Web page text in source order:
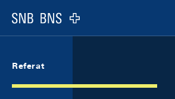
Logo
Referat